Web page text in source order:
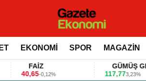
EKONOMİ SPOR MAGAZİN
40,65-0,12%
GÜMÜŞ GRAM
117,773,23%